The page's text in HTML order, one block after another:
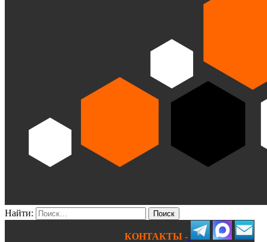
Найти:
КОНТАКТЫ -